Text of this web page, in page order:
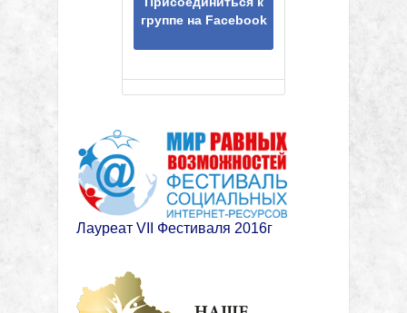
группе на Facebook
Лауреат VII Фестиваля 2016г